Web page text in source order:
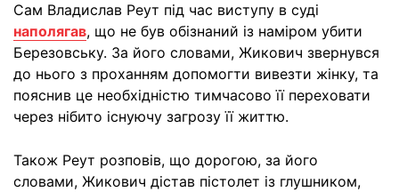
Сам Владислав Реут під час виступу в суді
наполягав, що не був обізнаний із наміром убити
Березовську. За його словами, Жикович звернувся
до нього з проханням допомогти вивезти жінку, та
пояснив це необхідністю тимчасово її переховати
через нібито існуючу загрозу її життю.
Також Реут розповів, що дорогою, за його
словами, Жикович дістав пістолет із глушником,